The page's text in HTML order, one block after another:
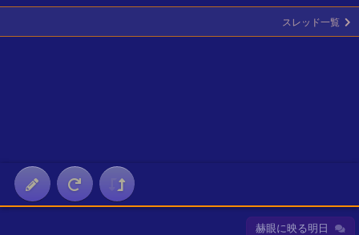
スレッド一覧
赫眼に映る明日